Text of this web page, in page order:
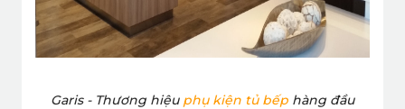
Garis - Thương hiệu phụ kiện tủ bếp hàng đầu